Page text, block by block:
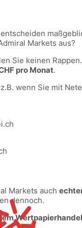
Markets aus?
Sie keinen
pro Monat.
wenn Sie mit
Markets auch
dennoch.
Wertpapierhandel